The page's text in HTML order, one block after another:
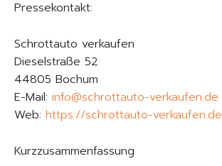
Pressekontakt:
Schrottauto verkaufen
Dieselstraße 52
44805 Bochum
E-Mail: info@schrottauto-verkaufen.de
Web: https://schrottauto-
Kurzzusammenfassung